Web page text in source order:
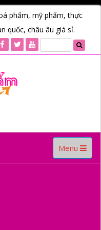
phẩm, mỹ phẩm, thực
quốc, châu âu giá sỉ.
Toggle
navigation
Menu